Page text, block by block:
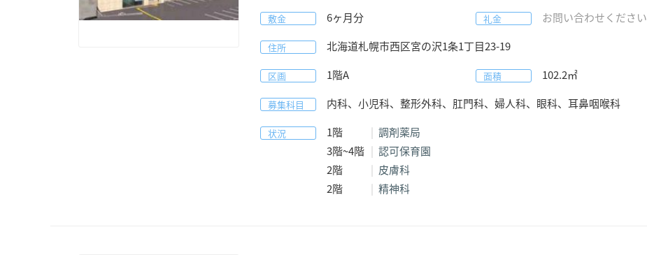
敷金 6ヶ月分 礼金 お問い合わせください
住所 北海道札幌市西区宮の沢1条1丁目23-19
区画 1階A 面積 102.2㎡
募集科目 内科、小児科、整形外科、肛門科、婦人科、眼科、耳鼻咽喉科
状況 1階
調剤薬局
3階~4階
認可保育園
2階
皮膚科
2階
精神科